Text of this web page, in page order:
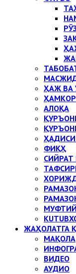
ҲАЖ ВА
АЛОҚА
ФИҚҲ
ЖАҲОЛАТГА
МАҚОЛА
ВИДЕО
АУДИО